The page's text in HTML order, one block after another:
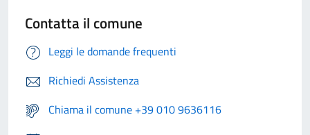
Contatta il comune
Leggi le domande frequenti
Richiedi Assistenza
Chiama il comune +39 010 9636116